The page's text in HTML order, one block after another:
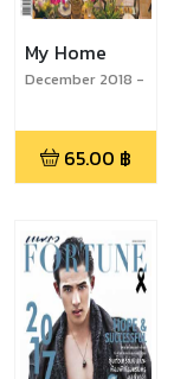
My Home
December 2018 -
65.00 ฿